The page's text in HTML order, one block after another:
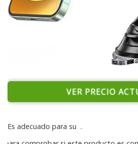
VER PRECIO
Es adecuado para su .